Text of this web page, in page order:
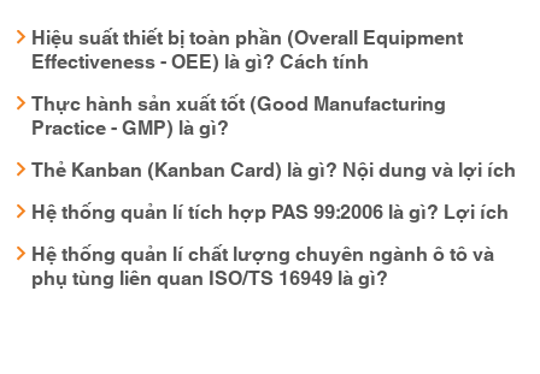
Hiệu suất thiết bị toàn phần (Overall Equipment
Effectiveness - OEE) là gì? Cách tính
Thực hành sản xuất tốt (Good Manufacturing
Practice - GMP) là gì?
Thẻ Kanban (Kanban Card) là gì? Nội dung và lợi ích
Hệ thống quản lí tích hợp PAS 99:2006 là gì? Lợi ích
Hệ thống quản lí chất lượng chuyên ngành ô tô và
phụ tùng liên quan ISO/TS 16949 là gì?